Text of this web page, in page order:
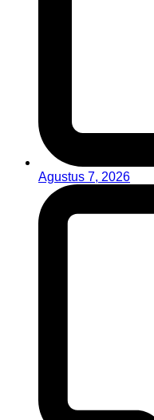
Agustus 7, 2026